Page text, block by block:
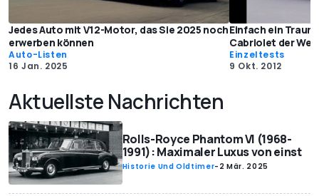
Jedes Auto mit V12-Motor, das Sie 2025 noch
erwerben können
Auto-Listen
16 Jan. 2025
Einfach ein
Cabriolet der Welt
Einzeltests
9 Okt. 2012
Aktuellste Nachrichten
Rolls-Royce Phantom VI (1968-
1991): Maximaler Luxus von einst
Historie Und Oldtimer- 2 Mär. 2025